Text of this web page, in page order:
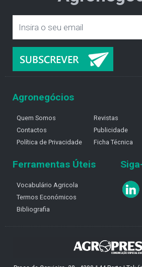
Agronegócios
Quem Somos
Contactos
Política de Privacidade
Revistas
Publicidade
Ficha Técnica
Ferramentas Úteis
Vocabulário Agricola
Termos Económicos
Bibliografia